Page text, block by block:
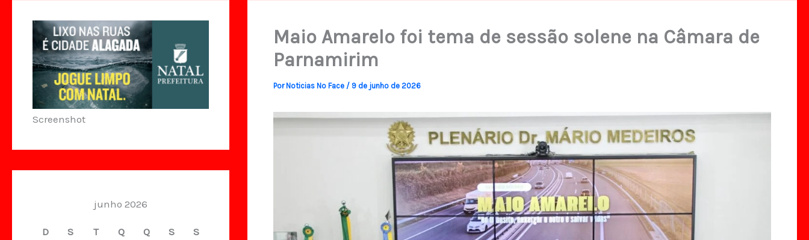
Screenshot
junho 2026
D S T Q Q S S
Maio Amarelo foi tema de sessão solene na Câmara de
Parnamirim
PorNoticias No Face / 9 de junho de 2026